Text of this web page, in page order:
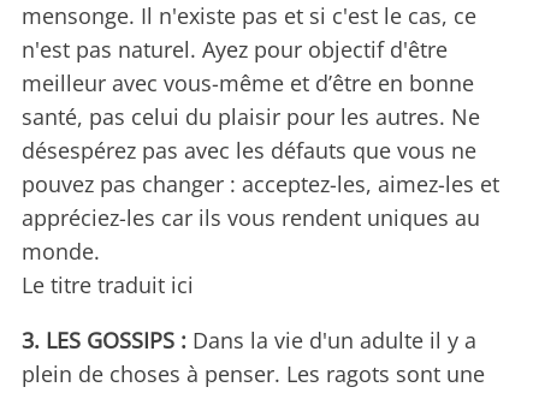
mensonge. Il n'existe pas et si c'est le cas, ce
n'est pas naturel. Ayez pour objectif d'être
meilleur avec vous-même et d’être en bonne
santé, pas celui du plaisir pour les autres. Ne
désespérez pas avec les défauts que vous ne
pouvez pas changer : acceptez-les, aimez-les et
appréciez-les car ils vous rendent uniques au
monde.
Le titre traduit ici
3. LES GOSSIPS : Dans la vie d'un adulte il y a
plein de choses à penser. Les ragots sont une